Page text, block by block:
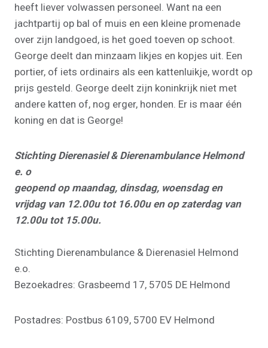
heeft liever volwassen personeel. Want na een
jachtpartij op bal of muis en een kleine promenade
over zijn landgoed, is het goed toeven op schoot.
George deelt dan minzaam likjes en kopjes uit. Een
portier, of iets ordinairs als een kattenluikje, wordt op
prijs gesteld. George deelt zijn koninkrijk niet met
andere katten of, nog erger, honden. Er is maar één
koning en dat is George!
Stichting Dierenasiel & Dierenambulance Helmond
e. o
geopend op maandag, dinsdag, woensdag en
vrijdag van 12.00u tot 16.00u en op zaterdag van
12.00u tot 15.00u.
Stichting Dierenambulance & Dierenasiel Helmond
e.o.
Bezoekadres: Grasbeemd 17, 5705 DE Helmond
Postadres: Postbus 6109, 5700 EV Helmond